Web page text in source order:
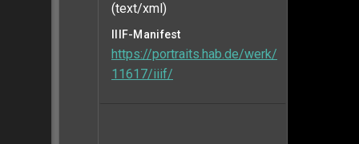
(text/xml)
IIIF-Manifest
https://portraits.hab.de/werk/
11617/iiif/